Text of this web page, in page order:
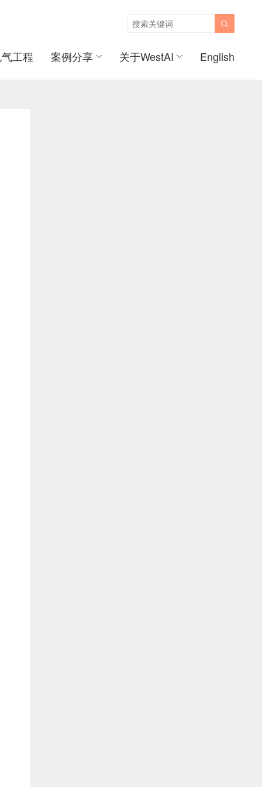

工程 案例分享 关于WestAI English